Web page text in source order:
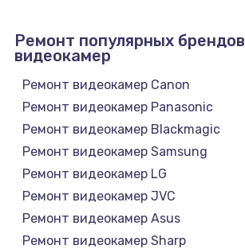
Ремонт популярных брендов
видеокамер
Ремонт видеокамер Canon
Ремонт видеокамер Panasonic
Ремонт видеокамер Blackmagic
Ремонт видеокамер Samsung
Ремонт видеокамер LG
Ремонт видеокамер JVC
Ремонт видеокамер Asus
Ремонт видеокамер Sharp